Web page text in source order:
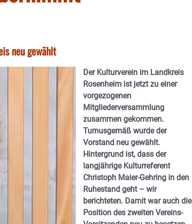
neu gewählt
Der Kulturverein im Landkreis
Rosenheim ist jetzt zu einer
vorgezogenen
Mitgliederversammlung
zusammen gekommen.
Turnusgemäß wurde der
Vorstand neu gewählt.
Hintergrund ist, dass der
langjährige Kulturreferent
Christoph Maier-Gehring in den
Ruhestand geht – wir
berichteten. Damit war auch die
Position des zweiten Vereins-